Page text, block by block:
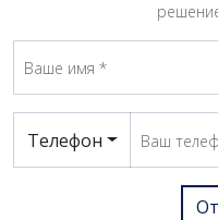
Телефон